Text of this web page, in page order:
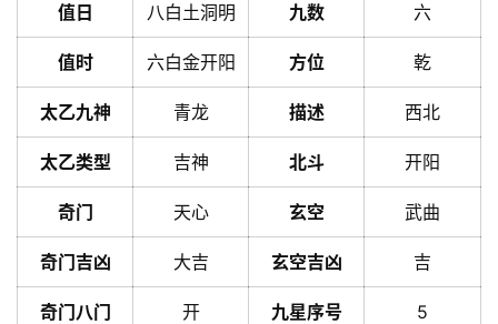
值日 八白土洞明 九数 六
值时 六白金开阳 方位 乾
太乙九神 青龙 描述 西北
太乙类型 吉神 北斗 开阳
奇门 天心 玄空 武曲
奇门吉凶 大吉 玄空吉凶 吉
奇门八门 开 九星序号 5